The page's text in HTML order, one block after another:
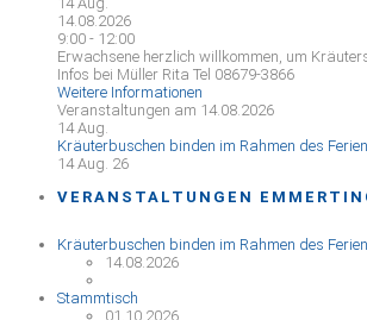
14.08.2026
9:00 - 12:00
Erwachsene herzlich willkommen, um
Infos bei Müller Rita Tel 08679-3866
Weitere Informationen
Veranstaltungen am 14.08.2026
14 Aug.
Kräuterbuschen binden im Rahmen des
14 Aug. 26
VERANSTALTUNGEN
Kräuterbuschen binden im Rahmen des
14.08.2026
Stammtisch
01.10.2026